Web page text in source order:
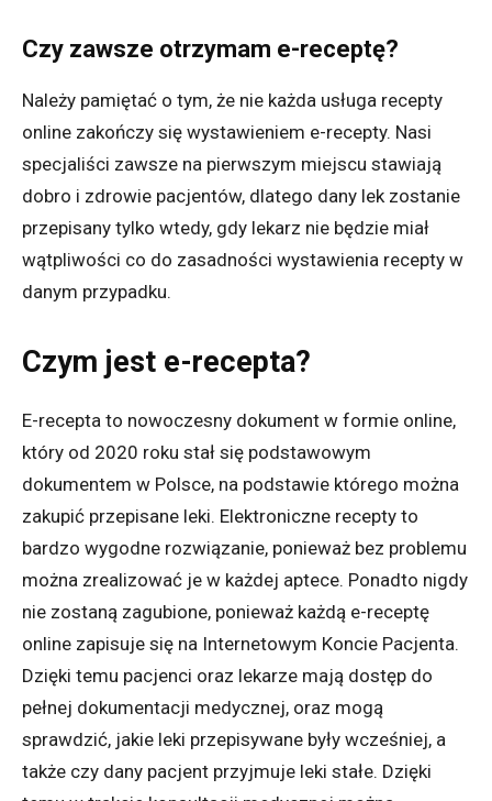
Czy zawsze otrzymam e-receptę?
Należy pamiętać o tym, że nie każda usługa recepty
online zakończy się wystawieniem e-recepty. Nasi
specjaliści zawsze na pierwszym miejscu stawiają
dobro i zdrowie pacjentów, dlatego dany lek zostanie
przepisany tylko wtedy, gdy lekarz nie będzie miał
wątpliwości co do zasadności wystawienia recepty w
danym przypadku.
Czym jest e-recepta?
E-recepta to nowoczesny dokument w formie online,
który od 2020 roku stał się podstawowym
dokumentem w Polsce, na podstawie którego można
zakupić przepisane leki. Elektroniczne recepty to
bardzo wygodne rozwiązanie, ponieważ bez problemu
można zrealizować je w każdej aptece. Ponadto nigdy
nie zostaną zagubione, ponieważ każdą e-receptę
online zapisuje się na Internetowym Koncie Pacjenta.
Dzięki temu pacjenci oraz lekarze mają dostęp do
pełnej dokumentacji medycznej, oraz mogą
sprawdzić, jakie leki przepisywane były wcześniej, a
także czy dany pacjent przyjmuje leki stałe. Dzięki